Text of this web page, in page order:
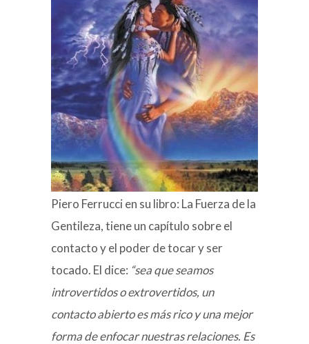
Piero Ferrucci en su libro: La Fuerza de la
Gentileza, tiene un capítulo sobre el
contacto y el poder de tocar y ser
tocado. El dice: “sea que seamos
introvertidos o extrovertidos, un
contacto abierto es más rico y una mejor
forma de enfocar nuestras relaciones. Es